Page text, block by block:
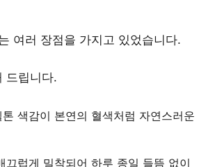
여러 장점을 가지고 있었습니다.
드립니다.
색감이 본연의 혈색처럼 자연스러운
끄럽게 밀착되어 하루 종일 들뜸 없이